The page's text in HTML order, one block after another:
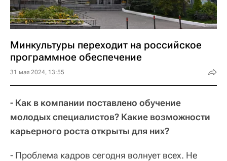
Минкультуры переходит на российское
программное обеспечение
31 мая 2024, 13:55
- Как в компании поставлено обучение
молодых специалистов? Какие возможности
карьерного роста открыты для них?
- Проблема кадров сегодня волнует всех. Не